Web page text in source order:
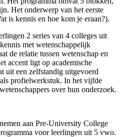
Het onderwerp van het eerste
is kennis en hoe kom je eraan?).
2 series van 4 colleges uit
met wetenschappelijk
de relatie tussen wetenschap en
accent ligt op academische
uit een zelfstandig uitgevoerd
profielwerkstuk. In het vijfde
over hun onderzoek.
aan Pre-University College
voor leerlingen uit 5 vwo.